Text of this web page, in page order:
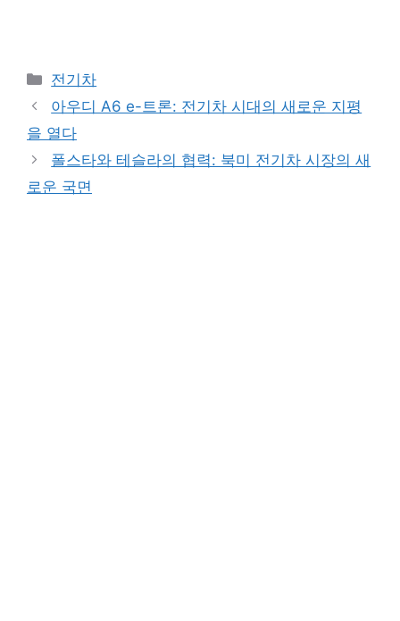
Categories
전기차
아우디 A6 e-트론: 전기차 시대의 새로운 지평
을 열다
폴스타와 테슬라의 협력: 북미 전기차 시장의 새
로운 국면